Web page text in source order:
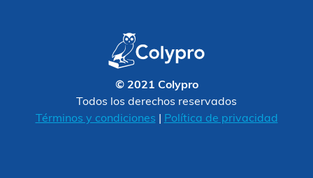
© 2021 Colypro
Todos los derechos reservados
Términos y condiciones
Política de privacidad